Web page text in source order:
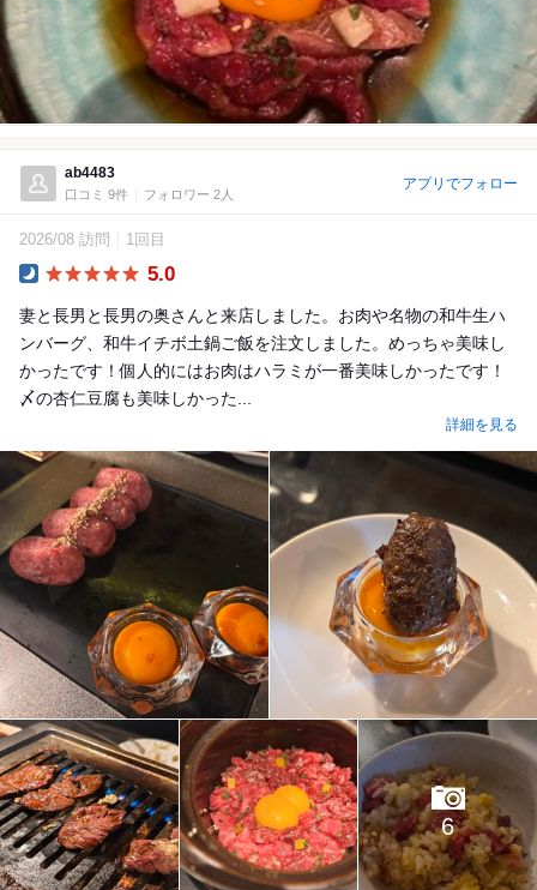
ab4483
口コミ 9件 フォロワー 2人
アプリでフォロー
2026/08 訪問 1回目
5.0
妻と長男と長男の奥さんと来店しました。お肉や名物の和牛生ハ
ンバーグ、和牛イチボ土鍋ご飯を注文しました。めっちゃ美味し
かったです！個人的にはお肉はハラミが一番美味しかったです！
〆の杏仁豆腐も美味しかった...
詳細を見る
6